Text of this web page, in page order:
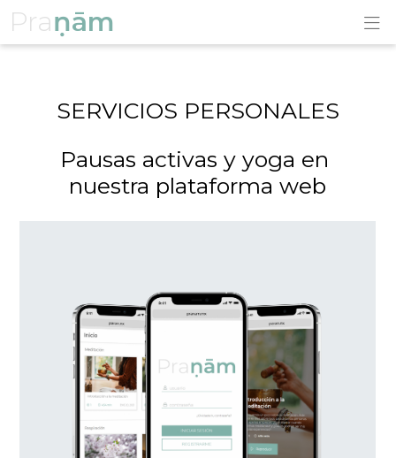
Praṇām
SERVICIOS PERSONALES
Pausas activas y yoga en
nuestra plataforma web